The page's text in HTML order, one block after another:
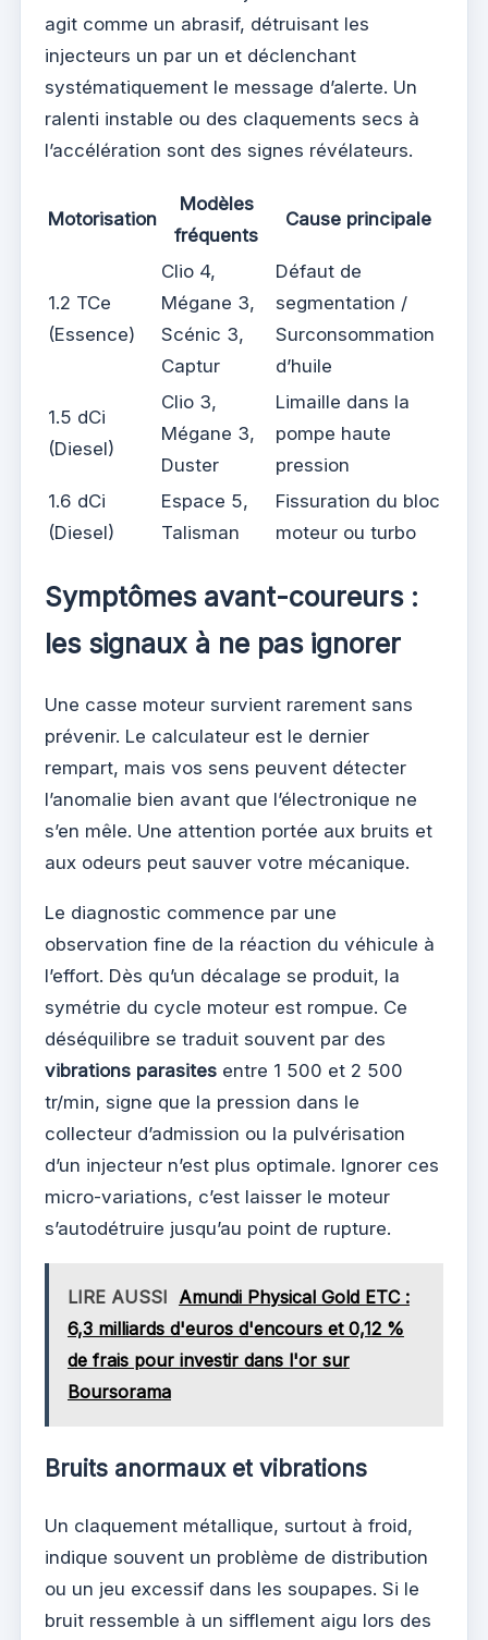
agit comme un abrasif, détruisant les
injecteurs un par un et déclenchant
systématiquement le message d’alerte. Un
ralenti instable ou des claquements secs à
l’accélération sont des signes révélateurs.
Motorisation
Modèles
fréquents
Cause principale
1.2 TCe
(Essence)
Clio 4,
Mégane 3,
Scénic 3,
Captur
Défaut de
segmentation /
Surconsommation
d’huile
1.5 dCi
(Diesel)
Clio 3,
Mégane 3,
Duster
Limaille dans la
pompe haute
pression
1.6 dCi
(Diesel)
Espace 5,
Talisman
Fissuration du bloc
moteur ou turbo
Symptômes avant-coureurs :
les signaux à ne pas ignorer
Une casse moteur survient rarement sans
prévenir. Le calculateur est le dernier
rempart, mais vos sens peuvent détecter
l’anomalie bien avant que l’électronique ne
s’en mêle. Une attention portée aux bruits et
aux odeurs peut sauver votre mécanique.
Le diagnostic commence par une
observation fine de la réaction du véhicule à
l’effort. Dès qu’un décalage se produit, la
symétrie du cycle moteur est rompue. Ce
déséquilibre se traduit souvent par des
vibrations parasites entre 1 500 et 2 500
tr/min, signe que la pression dans le
collecteur d’admission ou la pulvérisation
d’un injecteur n’est plus optimale. Ignorer ces
micro-variations, c’est laisser le moteur
s’autodétruire jusqu’au point de rupture.
LIRE AUSSI Amundi Physical Gold ETC :
6,3 milliards d'euros d'encours et 0,12 %
de frais pour investir dans l'or sur
Boursorama
Bruits anormaux et vibrations
Un claquement métallique, surtout à froid,
indique souvent un problème de distribution
ou un jeu excessif dans les soupapes. Si le
bruit ressemble à un sifflement aigu lors des